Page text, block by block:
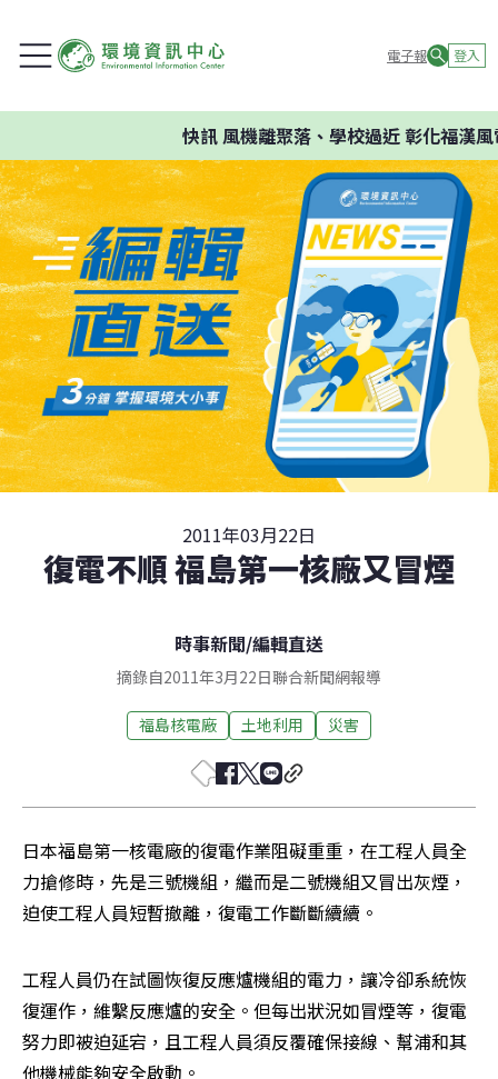
電子報 登入
快訊風機離聚落、學校過近 彰化福漢風
2011年03月22日
復電不順 福島第一核廠又冒煙
時事新聞/編輯直送
摘錄自2011年3月22日聯合新聞網報導
福島核電廠 土地利用 災害
日本福島第一核電廠的復電作業阻礙重重，在工程人員全
力搶修時，先是三號機組，繼而是二號機組又冒出灰煙，
迫使工程人員短暫撤離，復電工作斷斷續續。
工程人員仍在試圖恢復反應爐機組的電力，讓冷卻系統恢
復運作，維繫反應爐的安全。但每出狀況如冒煙等，復電
努力即被迫延宕，且工程人員須反覆確保接線、幫浦和其
他機械能夠安全啟動。